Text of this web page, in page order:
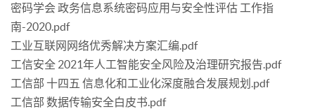
密码学会 政务信息系统密码应用与安全性评估 工作指
南-2020.pdf
工业互联网网络优秀解决方案汇编.pdf
工信安全 2021年人工智能安全风险及治理研究报告.pdf
工信部 十四五 信息化和工业化深度融合发展规划.pdf
工信部 数据传输安全白皮书.pdf